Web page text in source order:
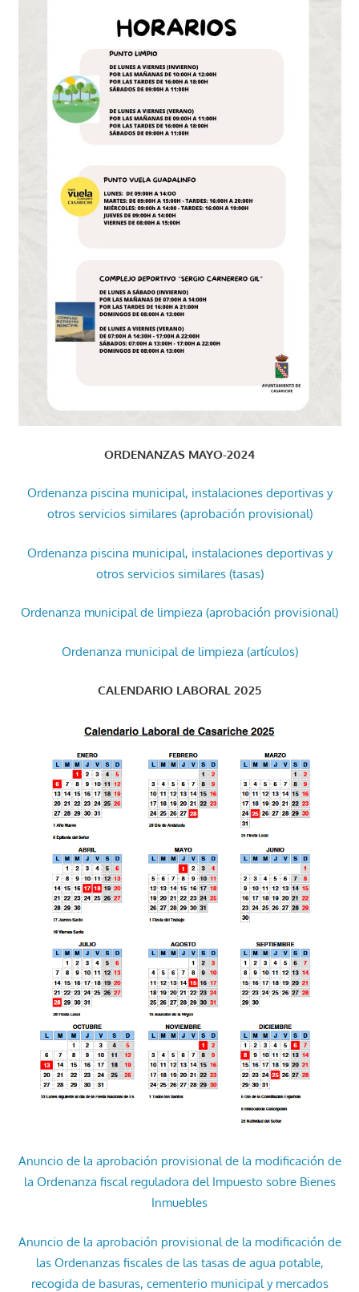
ORDENANZAS MAYO-2024
Ordenanza piscina municipal, instalaciones deportivas y
otros servicios similares (aprobación provisional)
Ordenanza piscina municipal, instalaciones deportivas y
otros servicios similares (tasas)
Ordenanza municipal de limpieza (aprobación provisional)
Ordenanza municipal de limpieza (artículos)
CALENDARIO LABORAL 2025
Anuncio de la aprobación provisional de la modificación de
la Ordenanza fiscal reguladora del Impuesto sobre Bienes
Inmuebles
Anuncio de la aprobación provisional de la modificación de
las Ordenanzas fiscales de las tasas de agua potable,
recogida de basuras, cementerio municipal y mercados